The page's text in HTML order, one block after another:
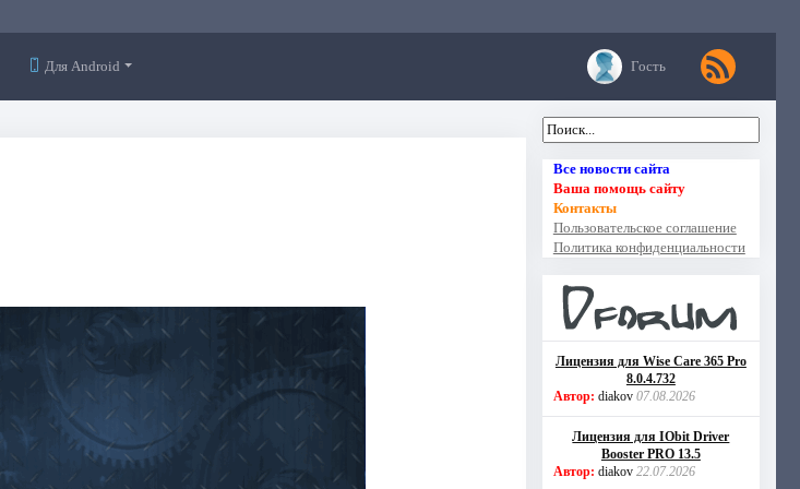
Для Android Гость
Все новости сайта
Ваша помощь сайту
Контакты
Пользовательское соглашение
Политика конфиденциальности
Лицензия для Wise Care 365 Pro
8.0.4.732
Автор: diakov 07.08.2026
Лицензия для IObit Driver
Booster PRO 13.5
Автор: diakov 22.07.2026